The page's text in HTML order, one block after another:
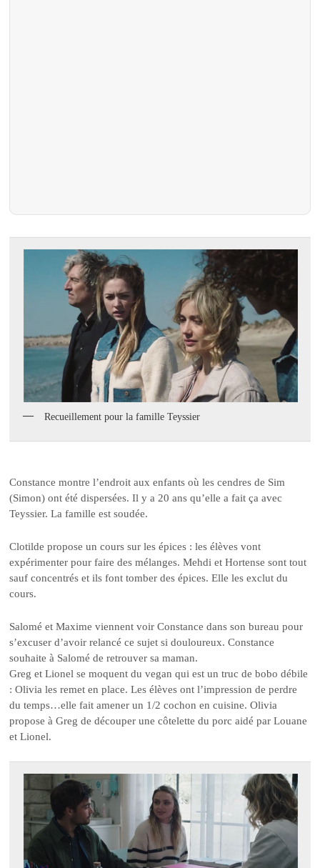
Recueillement pour la famille Teyssier
Constance montre l’endroit aux enfants où les cendres de Sim
(Simon) ont été dispersées. Il y a 20 ans qu’elle a fait ça avec
Teyssier. La famille est soudée.
Clotilde propose un cours sur les épices : les élèves vont
expérimenter pour faire des mélanges. Mehdi et Hortense sont tout
sauf concentrés et ils font tomber des épices. Elle les exclut du
cours.
Salomé et Maxime viennent voir Constance dans son bureau pour
s’excuser d’avoir relancé ce sujet si douloureux. Constance
souhaite à Salomé de retrouver sa maman.
Greg et Lionel se moquent du vegan qui est un truc de bobo débile
: Olivia les remet en place. Les élèves ont l’impression de perdre
du temps…elle fait amener un 1/2 cochon en cuisine. Olivia
propose à Greg de découper une côtelette du porc aidé par Louane
et Lionel.